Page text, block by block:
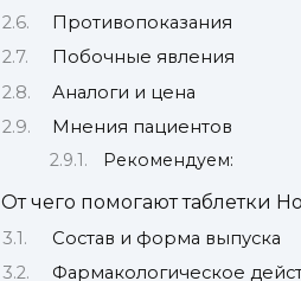
Противопоказания
Побочные явления
Аналоги и цена
Мнения пациентов
Рекомендуем:
От чего помогают таблетки
Состав и форма выпуска
Фармакологическое